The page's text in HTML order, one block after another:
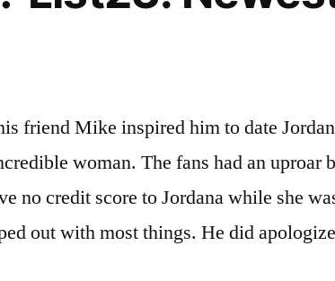
friend Mike inspired him to date
woman. The fans had an uproar
no credit score to Jordana while she
out with most things. He did